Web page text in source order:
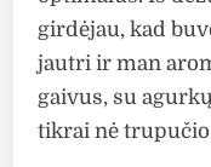
girdėjau, kad
jautri ir man
gaivus, su
tikrai nė trupučio